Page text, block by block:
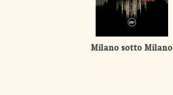
Milano sotto Milano